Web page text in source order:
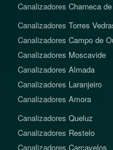
Canalizadores Charneca
Canalizadores Torres
Canalizadores Campo de
Canalizadores Moscavide
Canalizadores Almada
Canalizadores Laranjeiro
Canalizadores Amora
Canalizadores Queluz
Canalizadores Restelo
Canalizadores Carcavelos